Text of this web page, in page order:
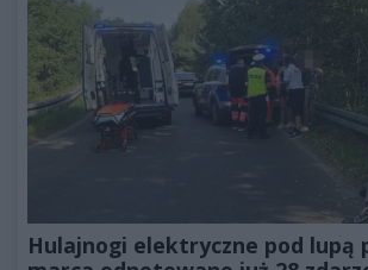
Hulajnogi elektryczne pod lupą